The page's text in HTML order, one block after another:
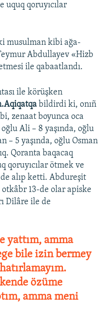
qoruyıcılar
musulman kibi ağa-
Abdullayev «Hizb
ile qabaatlandı.
ile körüşken
bildirdi ki, onıñ
zenaat boyunca oca
Ali – 8 yaşında, oğlu
– 5 yaşında, oğlu Osman
Qoranta baqacaq
qoruyıcılar ötmek ve
alıp ketti. Abdureşit
otkâbr 13-de olar apiske
Dilâre ile de
yattım, amma
bile izin bermey
özüme
amma meni